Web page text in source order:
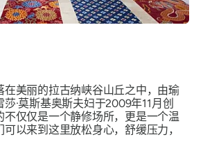
在美丽的拉古纳峡谷山丘之中，由瑜
·莫斯基奥斯夫妇于2009年11月创
不仅仅是一个静修场所，更是一个温
以来到这里放松身心，舒缓压力，